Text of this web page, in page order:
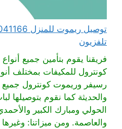
تلفزيون
فريقنا يقوم بتأمين جميع
كونترول للمكيفات بمختلف
رسيفر وريموت كونترول جميع
والحديثة كما نقوم بتوصيلها
الحولي ومبارك الكبير
والعاصمة. ومن ميزاتنا: